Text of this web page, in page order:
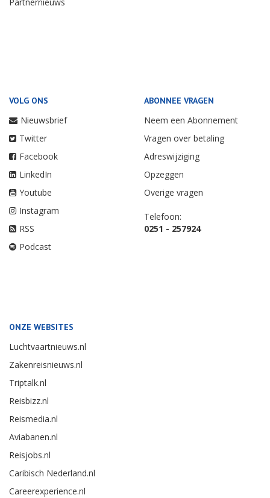
Partnernieuws
VOLG ONS
Nieuwsbrief
Twitter
Facebook
LinkedIn
Youtube
Instagram
RSS
Podcast
ABONNEE VRAGEN
Neem een Abonnement
Vragen over betaling
Adreswijziging
Opzeggen
Overige vragen
Telefoon:
0251 - 257924
ONZE WEBSITES
Luchtvaartnieuws.nl
Zakenreisnieuws.nl
Triptalk.nl
Reisbizz.nl
Reismedia.nl
Aviabanen.nl
Reisjobs.nl
Caribisch Nederland.nl
Careerexperience.nl